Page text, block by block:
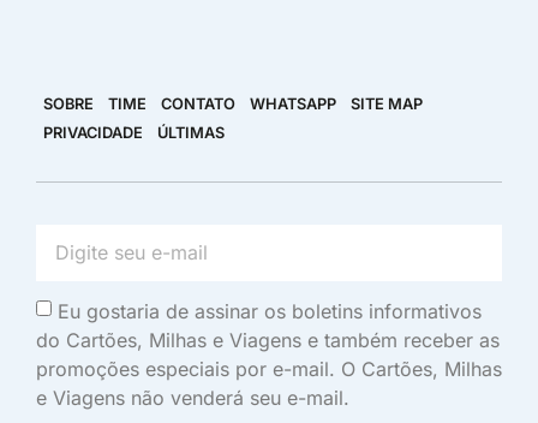
SOBRE TIME CONTATO WHATSAPP
SITE MAP
PRIVACIDADE
ÚLTIMAS
Eu gostaria de assinar os boletins informativos
do Cartões, Milhas e Viagens e também receber as
promoções especiais por e-mail. O Cartões, Milhas
e Viagens não venderá seu e-mail.